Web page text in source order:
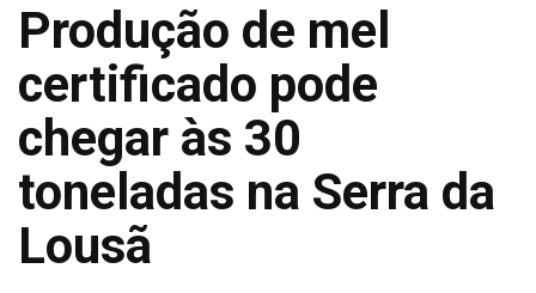
Produção de mel
certificado pode
chegar às 30
toneladas na Serra da
Lousã